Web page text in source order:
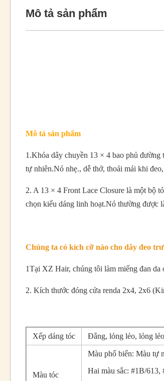
Mô tả sản phẩm
Mô tả sản phẩm
1.Khóa dây chuyền 13 × 4 bao phủ
tự nhiên.Nó nhẹ., dễ thở, thoải mái khi
2. A 13 × 4 Front Lace Closure là một bộ
chọn kiểu dáng linh hoạt.Nó thường được
Chúng ta có kích cỡ nào cho dây đeo
1Tại XZ Hair, chúng tôi làm miếng đan
2. Kích thước đóng cửa renda 2x4, 2x6
Xếp dáng tóc Đẳng, lỏng lẻo, lỏng
Màu tóc
Màu phổ biến: Màu tự
Hai màu sắc: #1B/